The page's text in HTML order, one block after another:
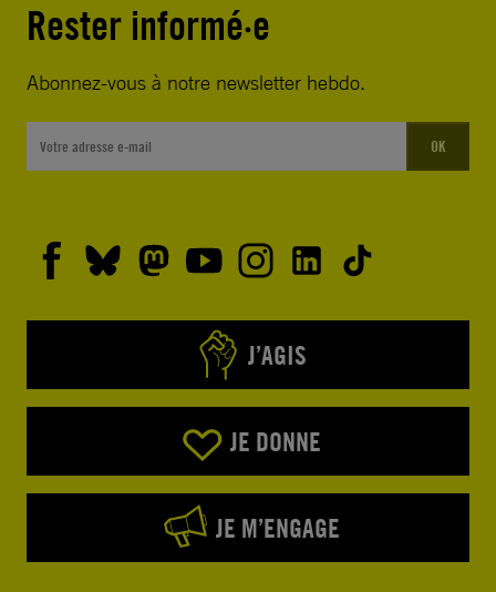
Rester informé·e
Abonnez-vous à notre newsletter hebdo.
OK
J’AGIS
JE DONNE
JE M’ENGAGE